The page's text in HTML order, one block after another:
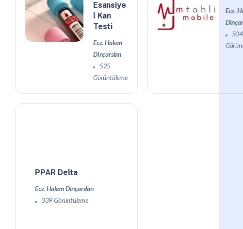
Esansiye
l Kan
Testi
Ecz. Hakan
Dinçarslan
525
Görüntüleme
Ecz.
504
PPAR Delta
Ecz. Hakan Dinçarslan
339 Görüntüleme